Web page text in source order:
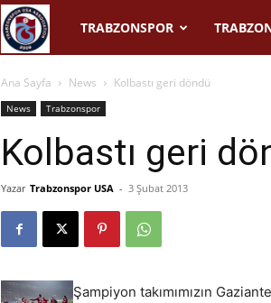
Trabzonspor
USA
TRABZONSPOR
Ana Sayfa News Kolbastı geri döndü
News Trabzonspor
Kolbastı geri
Yazar Trabzonspor USA - 3 Şubat 2013
Şampiyon takımımızın